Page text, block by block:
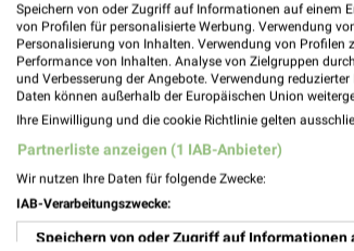
13,1
Angebote ab 03.08.
Noch morgen gültig
XXXLutz
Speichern von oder Zugriff auf Informationen auf einem
von Profilen für personalisierte Werbung. Verwendung
Personalisierung von Inhalten. Verwendung von Profilen
Performance von Inhalten. Analyse von Zielgruppen
und Verbesserung der Angebote. Verwendung
Daten können außerhalb der Europäischen Union
Ihre Einwilligung und die cookie Richtlinie gelten
Partnerliste anzeigen (1 IAB-Anbieter)
Wir nutzen Ihre Daten für folgende Zwecke:
IAB-Verarbeitungszwecke:
Speichern von oder Zugriff auf Informationen